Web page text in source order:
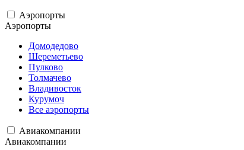
Аэропорты
Аэропорты
Домодедово
Шереметьево
Пулково
Толмачево
Владивосток
Курумоч
Все аэропорты
Авиакомпании
Авиакомпании